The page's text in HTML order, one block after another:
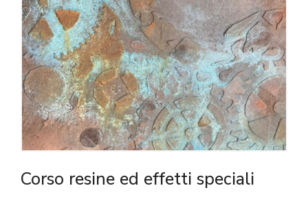
Corso resine ed effetti speciali